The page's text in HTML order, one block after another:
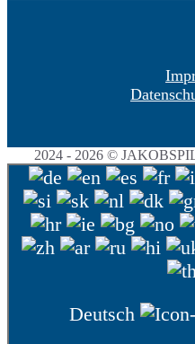
2024 - 2026 ©
Deutsch